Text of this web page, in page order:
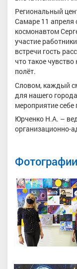
Региональный
Самаре 11 апреля
космонавтом
участие
встречи гость
что такое
полёт.
Словом, каждый
для нашего
мероприятие себе
Юрченко Н.А. –
организационно-
Фотографии